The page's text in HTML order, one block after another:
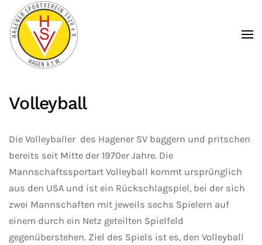
Zum Hauptinhalt springen
Volleyball
Die Volleyballer des Hagener SV baggern und pritschen
bereits seit Mitte der 1970er Jahre. Die
Mannschaftssportart Volleyball kommt ursprünglich
aus den USA und ist ein Rückschlagspiel, bei der sich
zwei Mannschaften mit jeweils sechs Spielern auf
einem durch ein Netz geteilten Spielfeld
gegenüberstehen. Ziel des Spiels ist es, den Volleyball